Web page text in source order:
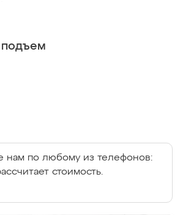
подъем
нам по любому из телефонов:
стоимость.